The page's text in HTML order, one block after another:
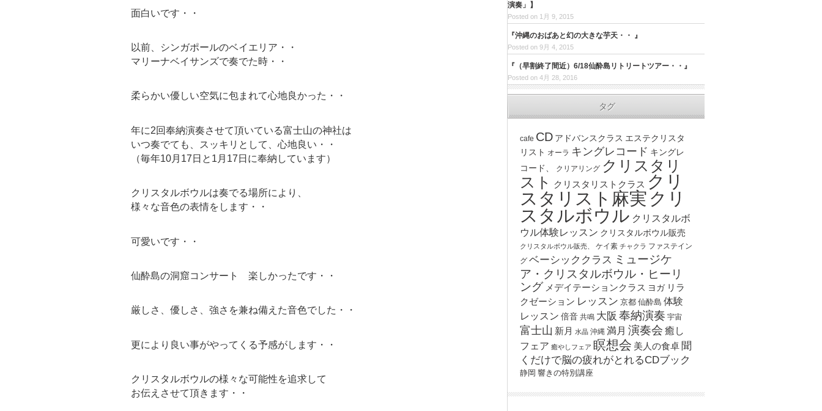
面白いです・・
以前、シンガポールのベイエリア・・
マリーナベイサンズで奏でた時・・
柔らかい優しい空気に包まれて心地良かった・・
年に2回奉納演奏させて頂いている富士山の神社は
いつ奏でても、スッキリとして、心地良い・・
（毎年10月17日と1月17日に奉納しています）
クリスタルボウルは奏でる場所により、
様々な音色の表情をします・・
可愛いです・・
仙酔島の洞窟コンサート 楽しかったです・・
厳しさ、優しさ、強さを兼ね備えた音色でした・・
更により良い事がやってくる予感がします・・
クリスタルボウルの様々な可能性を追求して
お伝えさせて頂きます・・
演奏」】
Posted on 1月 9, 2015
『沖縄のおばあと幻の大きな芋天・・ 』
Posted on 9月 4, 2015
『（早割終了間近）6/18仙酔島リトリートツアー・・』
Posted on 4月 28, 2016
タグ
cafe CD アドバンスクラス エステクリスタ
リスト オーラ キングレコード キングレ
コード、
クリアリング クリスタリ
スト
クリスタリストクラス クリ
スタリスト麻実 クリ
スタルボウル クリスタルボ
ウル体験レッスン クリスタルボウル販売
クリスタルボウル販売、 ケイ素 チャクラ ファステイン
グ ベーシッククラス ミュージケ
ア・クリスタルボウル・ヒーリ
ング メデイテーションクラス ヨガ リラ
クゼーション レッスン 京都 仙酔島 体験
レッスン 倍音 共鳴 大阪 奉納演奏 宇宙
富士山 新月 水晶 沖縄 満月 演奏会 癒し
フェア 癒やしフェア 瞑想会 美人の食卓 聞
くだけで脳の疲れがとれるCDブック
静岡 響きの特別講座